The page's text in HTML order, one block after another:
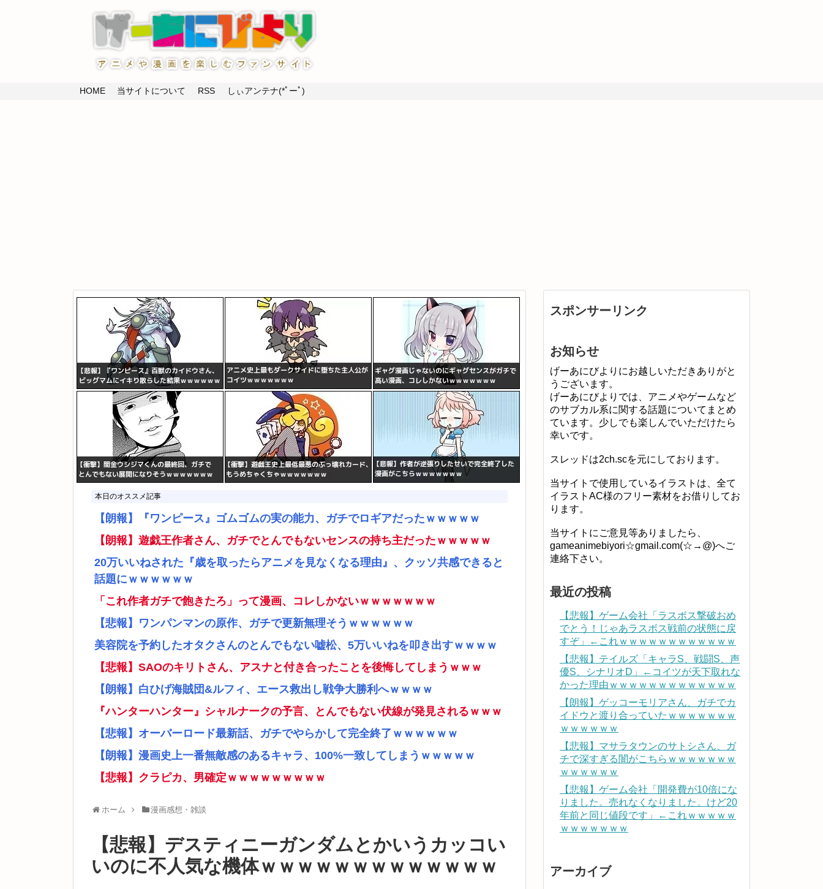
HOME 当サイトについて RSS しぃアンテナ(*ﾟーﾟ)
本日のオススメ記事
【朗報】『ワンピース』ゴムゴムの実の能力、ガチでロギアだったｗｗｗｗｗ
【朗報】遊戯王作者さん、ガチでとんでもないセンスの持ち主だったｗｗｗｗｗ
20万いいねされた『歳を取ったらアニメを見なくなる理由』、クッソ共感できると
話題にｗｗｗｗｗｗ
「これ作者ガチで飽きたろ」って漫画、コレしかないｗｗｗｗｗｗｗ
【悲報】ワンパンマンの原作、ガチで更新無理そうｗｗｗｗｗｗ
美容院を予約したオタクさんのとんでもない嘘松、5万いいねを叩き出すｗｗｗｗ
【悲報】SAOのキリトさん、アスナと付き合ったことを後悔してしまうｗｗｗ
【朗報】白ひげ海賊団&ルフィ、エース救出し戦争大勝利へｗｗｗｗ
『ハンターハンター』シャルナークの予言、とんでもない伏線が発見されるｗｗｗ
【悲報】オーバーロード最新話、ガチでやらかして完全終了ｗｗｗｗｗｗ
【朗報】漫画史上一番無敵感のあるキャラ、100%一致してしまうｗｗｗｗｗ
【悲報】クラピカ、男確定ｗｗｗｗｗｗｗｗｗ
ホーム 漫画感想・雑談
【悲報】デスティニーガンダムとかいうカッコい
いのに不人気な機体ｗｗｗｗｗｗｗｗｗｗｗｗｗ
スポンサーリンク
お知らせ
げーあにびよりにお越しいただきありがと
うございます。
げーあにびよりでは、アニメやゲームなど
のサブカル系に関する話題についてまとめ
ています。少しでも楽しんでいただけたら
幸いです。
スレッドは2ch.scを元にしております。
当サイトで使用しているイラストは、全て
イラストAC様のフリー素材をお借りしてお
ります。
当サイトにご意見等ありましたら、
gameanimebiyori☆gmail.com(☆→@)へご
連絡下さい。
最近の投稿
【悲報】ゲーム会社「ラスボス撃破おめ
でとう！じゃあラスボス戦前の状態に戻
すぞ」←これｗｗｗｗｗｗｗｗｗｗｗｗ
【悲報】テイルズ「キャラS、戦闘S、声
優S、シナリオD」←コイツが天下取れな
かった理由ｗｗｗｗｗｗｗｗｗｗｗｗｗ
【朗報】ゲッコーモリアさん、ガチでカ
イドウと渡り合っていたｗｗｗｗｗｗｗ
ｗｗｗｗｗｗ
【悲報】マサラタウンのサトシさん、ガ
チで深すぎる闇がこちらｗｗｗｗｗｗｗ
ｗｗｗｗｗｗ
【悲報】ゲーム会社「開発費が10倍にな
りました。売れなくなりました。けど20
年前と同じ値段です」←これｗｗｗｗｗ
ｗｗｗｗｗｗｗ
アーカイブ